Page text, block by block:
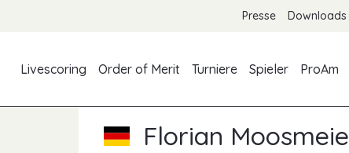
Presse Downloads
Livescoring
Order of Merit Turniere Spieler ProAm
Florian